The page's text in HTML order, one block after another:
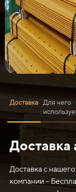
Доставка
Для чего
Доставка
Доставка с
компании –
Нож средний 154-
используется для
обработке